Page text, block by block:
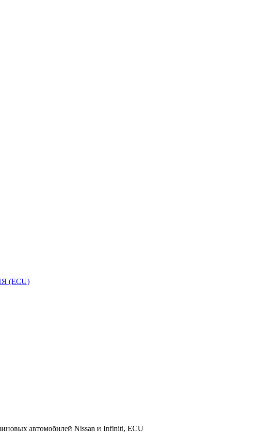
(ECU)
автомобилей Nissan и Infiniti, ECU